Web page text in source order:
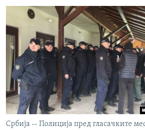
Србија -- Полиција пред гласачките